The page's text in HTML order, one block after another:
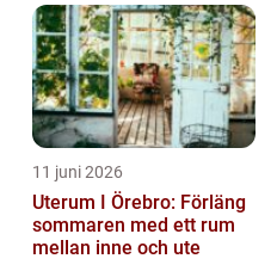
11 juni 2026
Uterum I Örebro: Förläng
sommaren med ett rum
mellan inne och ute